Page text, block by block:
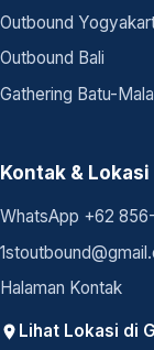
Outbound
Outbound Bali
Gathering Batu-
Kontak & Lokasi
WhatsApp +62
Halaman Kontak
Lihat Lokasi di